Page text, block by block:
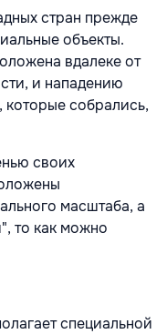
стран прежде
объекты.
вдалеке от
и нападению
которые собрались,
своих
масштаба, а
то как можно
специальной